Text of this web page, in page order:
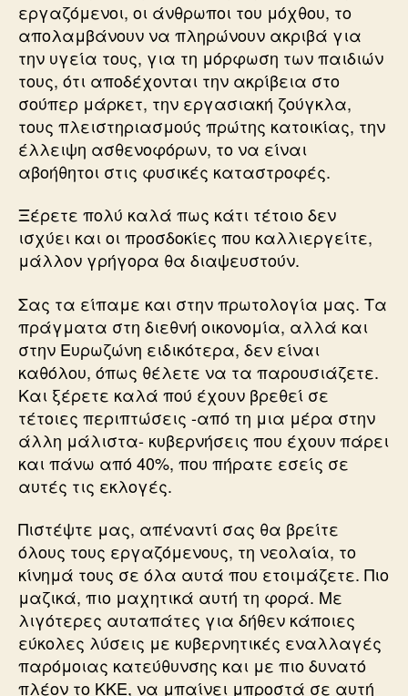
εργαζόμενοι, οι άνθρωποι του μόχθου, το
απολαμβάνουν να πληρώνουν ακριβά για
την υγεία τους, για τη μόρφωση των παιδιών
τους, ότι αποδέχονται την ακρίβεια στο
σούπερ μάρκετ, την εργασιακή ζούγκλα,
τους πλειστηριασμούς πρώτης κατοικίας, την
έλλειψη ασθενοφόρων, το να είναι
αβοήθητοι στις φυσικές καταστροφές.
Ξέρετε πολύ καλά πως κάτι τέτοιο δεν
ισχύει και οι προσδοκίες που καλλιεργείτε,
μάλλον γρήγορα θα διαψευστούν.
Σας τα είπαμε και στην πρωτολογία μας. Τα
πράγματα στη διεθνή οικονομία, αλλά και
στην Ευρωζώνη ειδικότερα, δεν είναι
καθόλου, όπως θέλετε να τα παρουσιάζετε.
Και ξέρετε καλά πού έχουν βρεθεί σε
τέτοιες περιπτώσεις -από τη μια μέρα στην
άλλη μάλιστα- κυβερνήσεις που έχουν πάρει
και πάνω από 40%, που πήρατε εσείς σε
αυτές τις εκλογές.
Πιστέψτε μας, απέναντί σας θα βρείτε
όλους τους εργαζόμενους, τη νεολαία, το
κίνημά τους σε όλα αυτά που ετοιμάζετε. Πιο
μαζικά, πιο μαχητικά αυτή τη φορά. Με
λιγότερες αυταπάτες για δήθεν κάποιες
εύκολες λύσεις με κυβερνητικές εναλλαγές
παρόμοιας κατεύθυνσης και με πιο δυνατό
πλέον το ΚΚΕ, να μπαίνει μπροστά σε αυτή